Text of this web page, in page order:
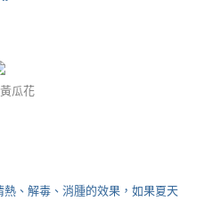
瓜花
、解毒、消腫的效果，如果夏天